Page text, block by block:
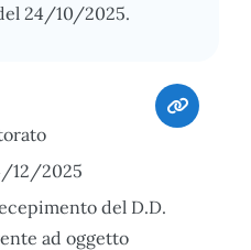
24/10/2025.
12/2025
del D.D.
ad oggetto